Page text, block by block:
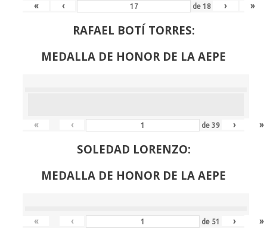
« ‹ de18 › »
RAFAEL BOTÍ TORRES:
MEDALLA DE HONOR DE LA AEPE
« ‹ de39 › »
SOLEDAD LORENZO:
MEDALLA DE HONOR DE LA AEPE
« ‹ de 51 › »